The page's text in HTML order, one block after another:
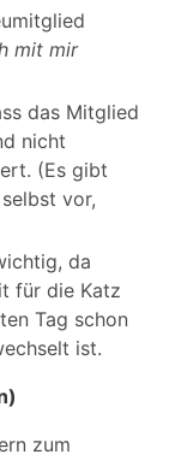
mit mir
das Mitglied
nicht
(Es gibt
vor,
da
für die Katz
Tag schon
ist.
zum